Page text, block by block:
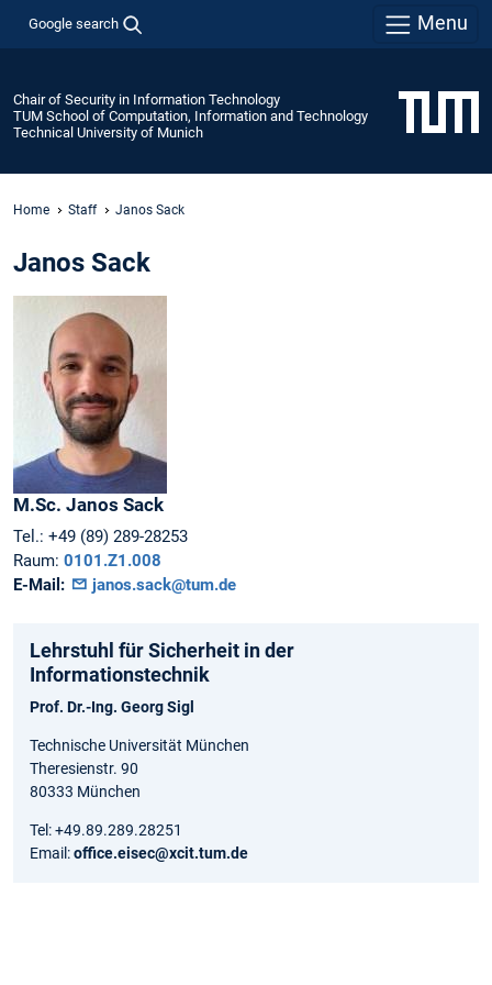
Google search Menu
Chair of Security in Information Technology
TUM School of Computation, Information and Technology
Technical University of Munich
Home Staff Janos Sack
Janos Sack
M.Sc. Janos Sack
Tel.: +49 (89) 289-28253
Raum: 0101.Z1.008
E-Mail:
janos.sack@tum.de
Lehrstuhl für Sicherheit in der
Informationstechnik
Prof. Dr.-Ing. Georg Sigl
Technische Universität München
Theresienstr. 90
80333 München
Tel: +49.89.289.28251
Email:office.eisec@xcit.tum.de